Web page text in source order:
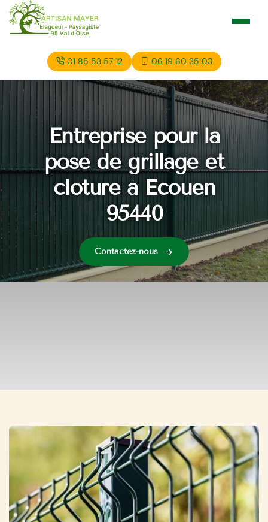
01 85 53 57 12 06 19 60 35 03
Entreprise pour la
pose de grillage et
cloture à Ecouen
95440
Contactez-nous